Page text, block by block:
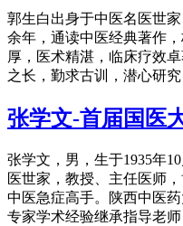
郭生白出身于中医名医世
余年，通读中医经典著作
厚，医术精湛，临床疗效
之长，勤求古训，潜心研
张学文-首届国医
张学文，男，生于1935年
医世家，教授、主任医师
中医急症高手。陕西中医
专家学术经验继承指导老